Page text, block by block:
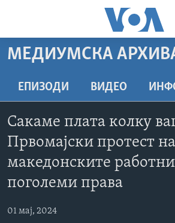
пристапност
содржина
Премини
до
страната
навигација
ДОМА
РУБРИКИ
МАКЕДОНИЈА
СВЕТ
ЕКОНОМИЈА
ЗДРАВЈЕ
ДОКУМЕНТАРЦИ
АРХИВИРАНА ПРОГРАМА
NEWSFLASH - АРХИВА
ВЕСТИ ОД САД ВО МИНУТА - АРХИВА
ИЗБОРИ ВО САД 2020 - АРХИВА
ЗА НАС
МЕДИУМСКА
ЕПИЗОДИ ВИДЕО
Сакаме плата колку
Првомајски протест на
македонските
поголеми права
01 мај, 2024